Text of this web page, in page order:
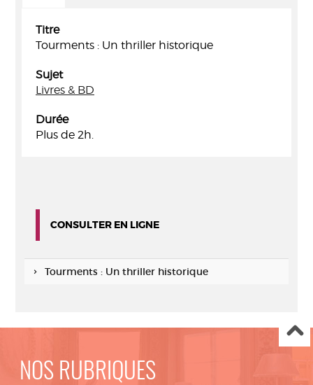
Titre
Tourments : Un thriller historique
Sujet
Livres & BD
Durée
Plus de 2h.
CONSULTER EN LIGNE
Tourments : Un thriller historique
NOS RUBRIQUES